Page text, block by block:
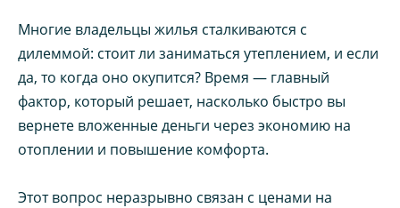
Многие владельцы жилья сталкиваются с
дилеммой: стоит ли заниматься утеплением, и если
да, то когда оно окупится? Время — главный
фактор, который решает, насколько быстро вы
вернете вложенные деньги через экономию на
отоплении и повышение комфорта.
Этот вопрос неразрывно связан с ценами на